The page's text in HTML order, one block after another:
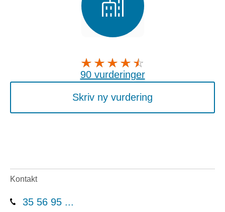
90 vurderinger
Skriv ny vurdering
Kontakt
35 56 95 ...